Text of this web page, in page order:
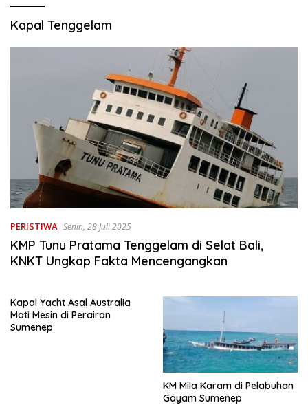
Kapal Tenggelam
PERISTIWA Senin, 28 Juli 2025
KMP Tunu Pratama Tenggelam di Selat Bali,
KNKT Ungkap Fakta Mencengangkan
Kapal Yacht Asal Australia
Mati Mesin di Perairan
Sumenep
KM Mila Karam di Pelabuhan
Gayam Sumenep